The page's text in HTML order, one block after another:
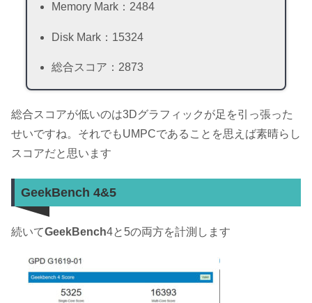
Memory Mark：2484
Disk Mark：15324
総合スコア：2873
総合スコアが低いのは3Dグラフィックが足を引っ張った
せいですね。それでもUMPCであることを思えば素晴らし
スコアだと思います
GeekBench 4&5
続いてGeekBench4と5の両方を計測します